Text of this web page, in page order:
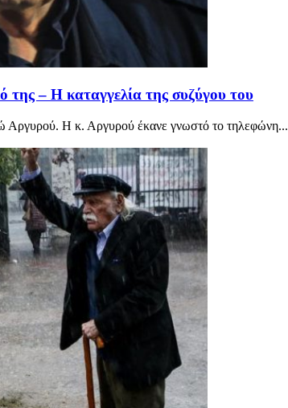
– Η καταγγελία της συζύγου του
Αργυρού. Η κ. Αργυρού έκανε γνωστό το τηλεφώνη...